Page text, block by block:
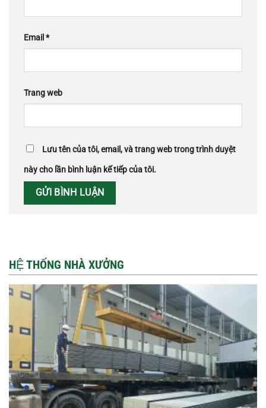
Email*
Trang web
Lưu tên của tôi, email, và trang web trong trình duyệt
này cho lần bình luận kế tiếp của tôi.
HỆ THỐNG NHÀ XƯỞNG